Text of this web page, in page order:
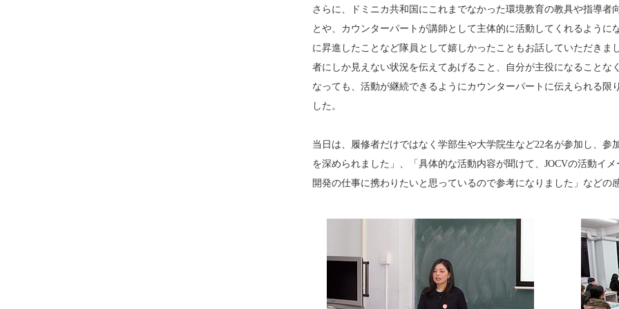
さらに、ドミニカ共和国にこれまでなかった環境教育の教具や指導者
とや、カウンターパートが講師として主体的に活動してくれるように
に昇進したことなど隊員として嬉しかったこともお話していただきま
者にしか見えない状況を伝えてあげること、自分が主役になることな
なっても、活動が継続できるようにカウンターパートに伝えられる限
した。
当日は、履修者だけではなく学部生や大学院生など22名が参加し、参
を深められました」、「具体的な活動内容が聞けて、JOCVの活動イ
開発の仕事に携わりたいと思っているので参考になりました」などの